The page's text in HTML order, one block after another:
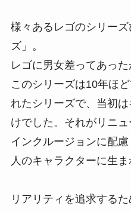
様々あるレゴのシリー
ズ」。
レゴに男女差ってあった
このシリーズは10年ほ
れたシリーズで、当初
けでした。それがリニ
インクルージョンに配
人のキャラクターに生ま
リアリティを追求する